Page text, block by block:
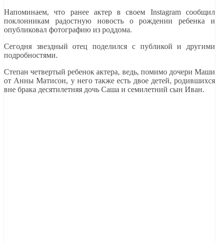
Напоминаем, что ранее актер в своем Instagram сообщил
поклонникам радостную новость о рождении ребенка и
опубликовал фотографию из роддома.
Сегодня звездный отец поделился с публикой и другими
подробностями.
Степан четвертый ребенок актера, ведь, помимо дочери Маши
от Анны Матисон, у него также есть двое детей, родившихся
вне брака десятилетняя дочь Саша и семилетний сын Иван.